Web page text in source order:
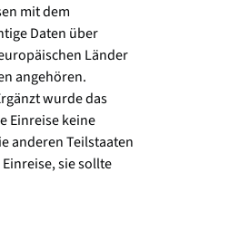
mit dem
Daten über
Länder
angehören.
wurde das
Einreise keine
anderen Teilstaaten
sie sollte